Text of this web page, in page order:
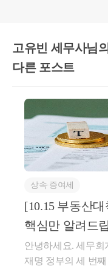
용할 경우?
신랑 및 신부에게
접 증여받은 것
현실적으로 축의
한 축의금액을
가 있지만 축의금
이를 부모님계
증여세를 줄이기
수 있는 축의금
고유빈 세무사님
다른 포스트
상속∙증여세
[10.15 부동산
핵심만 알려드
안녕하세요. 세무회
재명 정부의 세 번